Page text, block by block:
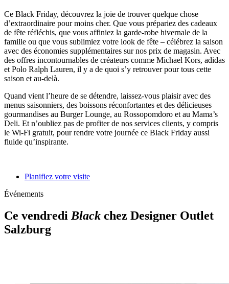
Ce Black Friday, découvrez la joie de trouver quelque chose
d’extraordinaire pour moins cher. Que vous prépariez des cadeaux
de fête réfléchis, que vous affiniez la garde-robe hivernale de la
famille ou que vous sublimiez votre look de fête – célébrez la saison
avec des économies supplémentaires sur nos prix de magasin. Avec
des offres incontournables de créateurs comme Michael Kors, adidas
et Polo Ralph Lauren, il y a de quoi s’y retrouver pour tous cette
saison et au-delà.
Quand vient l’heure de se détendre, laissez-vous plaisir avec des
menus saisonniers, des boissons réconfortantes et des délicieuses
gourmandises au Burger Lounge, au Rossopomdoro et au Mama’s
Deli. Et n’oubliez pas de profiter de nos services clients, y compris
le Wi-Fi gratuit, pour rendre votre journée ce Black Friday aussi
fluide qu’inspirante.
Planifiez votre visite
Événements
Ce vendrediBlack chez Designer Outlet
Salzburg